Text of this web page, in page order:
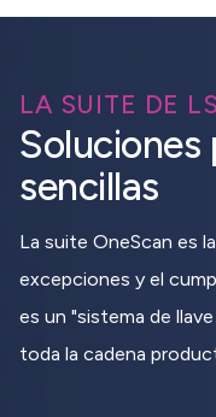
LA SUITE DE
Soluciones
sencillas
La suite OneScan es
excepciones y el
es un "sistema de
toda la cadena